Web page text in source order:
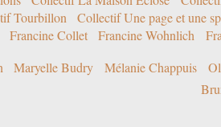
Tourbillon Collectif Une page et une
Francine Collet Francine Wohnlich
Maryelle Budry Mélanie Chappuis